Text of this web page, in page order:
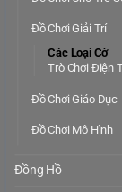
Đồ Chơi Giải Trí
Các Loại Cờ
Trò Chơi Điện
Đồ Chơi Giáo Dục
Đồ Chơi Mô Hình
Đồng Hồ